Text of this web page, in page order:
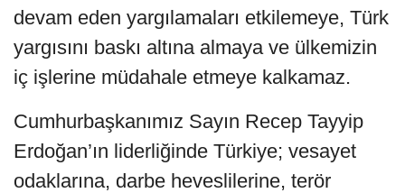
devam eden yargılamaları etkilemeye, Türk
yargısını baskı altına almaya ve ülkemizin
iç işlerine müdahale etmeye kalkamaz.
Cumhurbaşkanımız Sayın Recep Tayyip
Erdoğan’ın liderliğinde Türkiye; vesayet
odaklarına, darbe heveslilerine, terör